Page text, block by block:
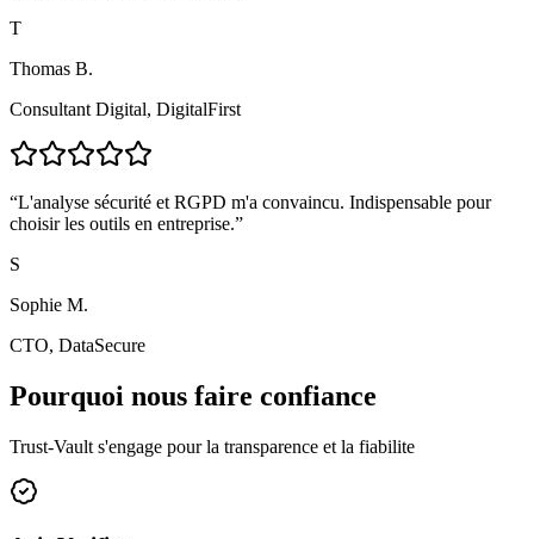
T
Thomas B.
Consultant Digital, DigitalFirst
“L'analyse sécurité et RGPD m'a convaincu. Indispensable pour
choisir les outils en entreprise.”
S
Sophie M.
CTO, DataSecure
Pourquoi nous faire confiance
Trust-Vault s'engage pour la transparence et la fiabilite